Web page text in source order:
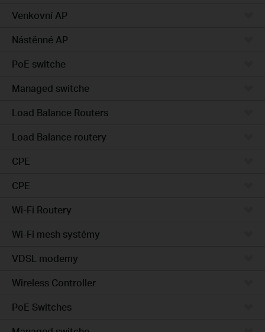
Venkovní AP
Nástěnné AP
PoE switche
Managed switche
Load Balance Routers
Load Balance routery
CPE
CPE
Wi-Fi Routery
Wi-Fi mesh systémy
VDSL modemy
Wireless Controller
PoE Switches